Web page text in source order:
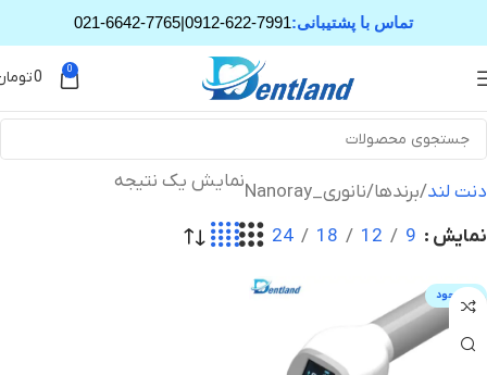
تماس با پشتیبانی:0912-622-7991
|
021-6642-7765
0
0
دنت لند برندها نانوری_Nanoray نمایش یک نتیجه
نمایش 9
12
18
24
ناموجود